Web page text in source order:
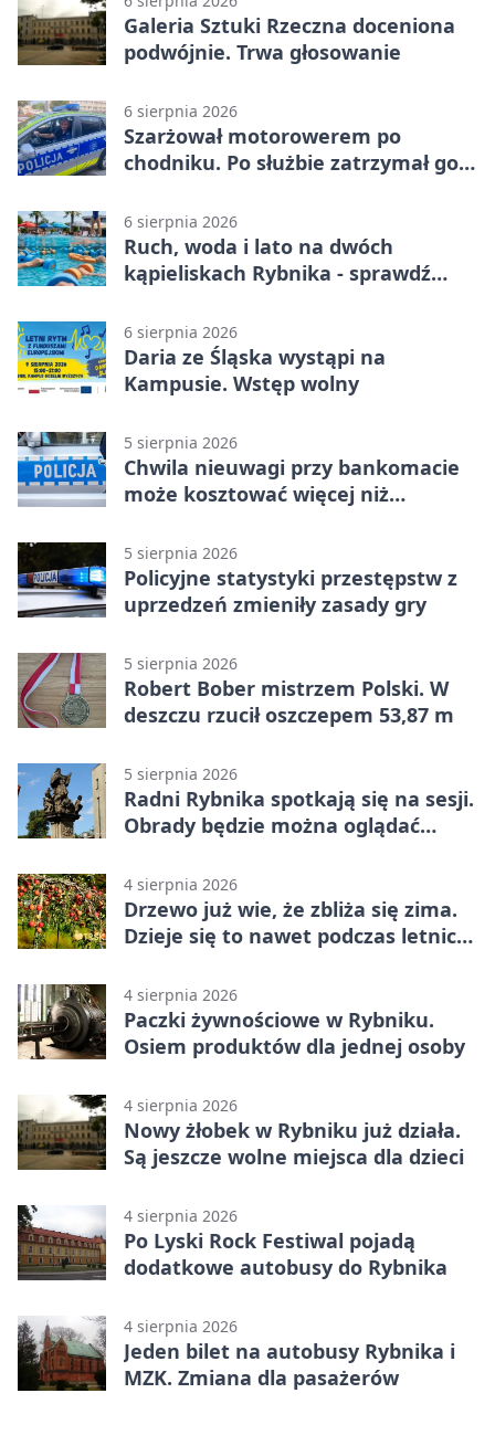
Galeria Sztuki Rzeczna doceniona
podwójnie. Trwa głosowanie
6 sierpnia 2026
Szarżował motorowerem po
chodniku. Po służbie zatrzymał go
6 sierpnia 2026
Ruch, woda i lato na dwóch
kąpieliskach Rybnika - sprawdź
6 sierpnia 2026
Daria ze Śląska wystąpi na
Kampusie. Wstęp wolny
5 sierpnia 2026
Chwila nieuwagi przy bankomacie
może kosztować więcej niż
5 sierpnia 2026
Policyjne statystyki przestępstw z
uprzedzeń zmieniły zasady gry
5 sierpnia 2026
Robert Bober mistrzem Polski. W
deszczu rzucił oszczepem 53,87 m
5 sierpnia 2026
Radni Rybnika spotkają się na sesji.
Obrady będzie można oglądać
4 sierpnia 2026
Drzewo już wie, że zbliża się zima.
Dzieje się to nawet podczas letnich
4 sierpnia 2026
Paczki żywnościowe w Rybniku.
Osiem produktów dla jednej osoby
4 sierpnia 2026
Nowy żłobek w Rybniku już działa.
Są jeszcze wolne miejsca dla dzieci
4 sierpnia 2026
Po Lyski Rock Festiwal pojadą
dodatkowe autobusy do Rybnika
4 sierpnia 2026
Jeden bilet na autobusy Rybnika i
MZK. Zmiana dla pasażerów